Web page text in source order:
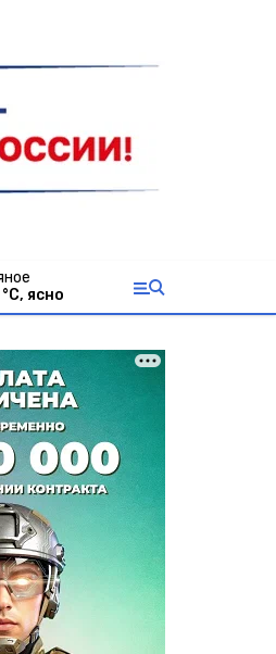
°С, ясно